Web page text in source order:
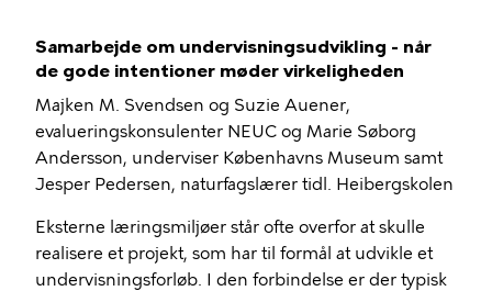
Samarbejde om undervisningsudvikling - når
de gode intentioner møder virkeligheden
Majken M. Svendsen og Suzie Auener,
evalueringskonsulenter NEUC og Marie Søborg
Andersson, underviser Københavns Museum samt
Jesper Pedersen, naturfagslærer tidl. Heibergskolen
Eksterne læringsmiljøer står ofte overfor at skulle
realisere et projekt, som har til formål at udvikle et
undervisningsforløb. I den forbindelse er der typisk